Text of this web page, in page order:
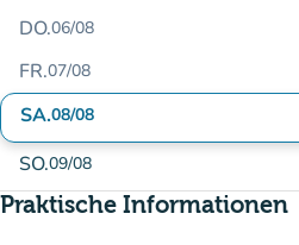
DO.06/08
FR.07/08
SA.08/08
SO.09/08
Praktische Informationen